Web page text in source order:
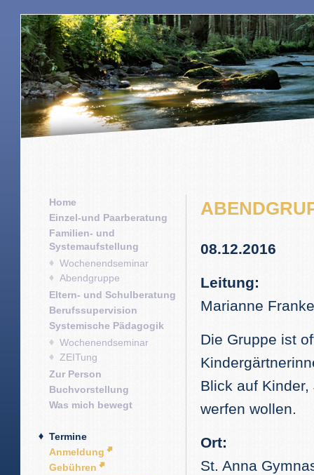
Home
Einzel-und Paarberatung
Familien- und
Systemaufstellung
Wochenendseminar
Abendgruppe
Eltern- und Schulberatung
Berufssupervision
Systemische Pädagogik
Wochenendseminar
ZEITung
Zur Person
Buchvorstellung
Was mich bewegt
Termine
Anmeldung
Gebühren
08.12.2016
Leitung:
Marianne
Die Gruppe ist
Blick auf
werfen wollen.
Ort:
St. Anna